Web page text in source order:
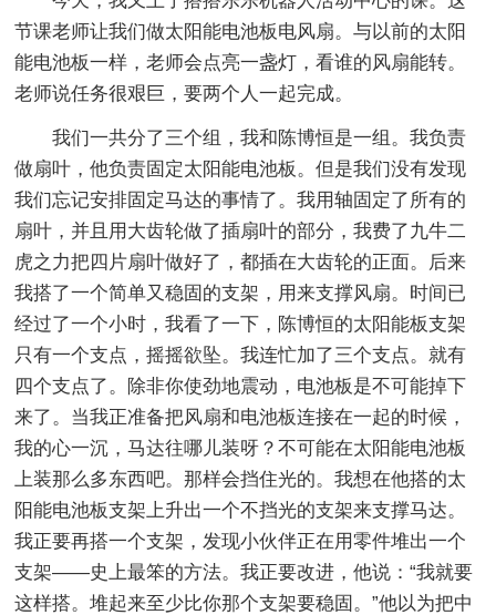
节课老师让我们做太阳能电池板电风扇。与以前的太阳
能电池板一样，老师会点亮一盏灯，看谁的风扇能转。
老师说任务很艰巨，要两个人一起完成。
我们一共分了三个组，我和陈博恒是一组。我负责
做扇叶，他负责固定太阳能电池板。但是我们没有发现
我们忘记安排固定马达的事情了。我用轴固定了所有的
扇叶，并且用大齿轮做了插扇叶的部分，我费了九牛二
虎之力把四片扇叶做好了，都插在大齿轮的正面。后来
我搭了一个简单又稳固的支架，用来支撑风扇。时间已
经过了一个小时，我看了一下，陈博恒的太阳能板支架
只有一个支点，摇摇欲坠。我连忙加了三个支点。就有
四个支点了。除非你使劲地震动，电池板是不可能掉下
来了。当我正准备把风扇和电池板连接在一起的时候，
我的心一沉，马达往哪儿装呀？不可能在太阳能电池板
上装那么多东西吧。那样会挡住光的。我想在他搭的太
阳能电池板支架上升出一个不挡光的支架来支撑马达。
我正要再搭一个支架，发现小伙伴正在用零件堆出一个
支架——史上最笨的方法。我正要改进，他说：“我就要
这样搭。堆起来至少比你那个支架要稳固。”他以为把中